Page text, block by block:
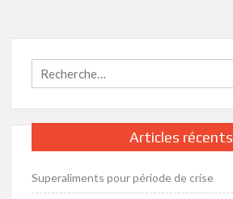
Articles récents
Superaliments pour période de crise